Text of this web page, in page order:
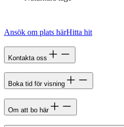
Ansök om plats härHitta hit
Kontakta oss
Boka tid för visning
Om att bo här